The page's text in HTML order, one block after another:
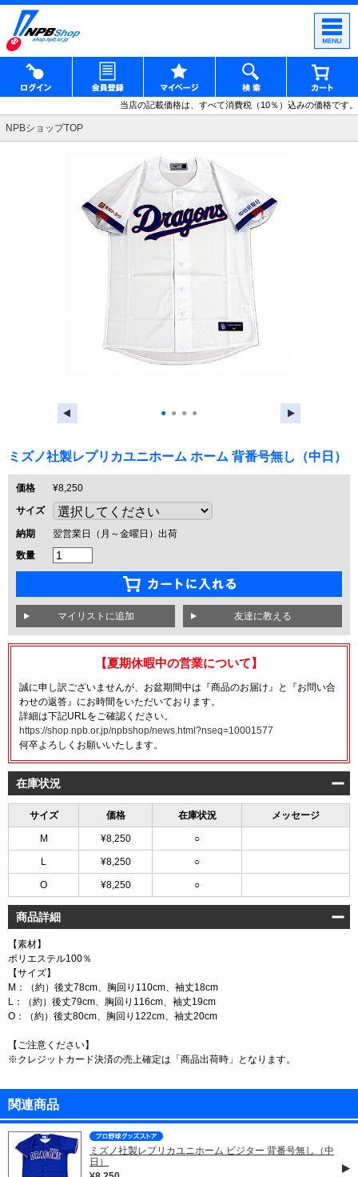
当店の記載価格は、すべて消費税（10％）込みの価格です。
NPBショップTOP
● ● ● ●
ミズノ社製レプリカユニホーム ホーム 背番号無し（中日）
価格
¥8,250
サイズ
納期
翌営業日（月～金曜日）出荷
数量
友達に教える
【夏期休暇中の営業について】
誠に申し訳ございませんが、お盆期間中は『商品のお届け』と『お問い合
わせの返答』にお時間をいただいております。
詳細は下記URLをご確認ください。
https://shop.npb.or.jp/npbshop/news.html?nseq=10001577
何卒よろしくお願いいたします。
在庫状況
サイズ 価格 在庫状況 メッセージ
M ¥8,250 ○
L ¥8,250 ○
O ¥8,250 ○
商品詳細
【素材】
ポリエステル100％
【サイズ】
M：（約）後丈78cm、胸回り110cm、袖丈18cm
L：（約）後丈79cm、胸回り116cm、袖丈19cm
O：（約）後丈80cm、胸回り122cm、袖丈20cm
【ご注意ください】
※クレジットカード決済の売上確定は「商品出荷時」となります。
関連商品
ミズノ社製レプリカユニホーム ビジター 背番号無し（中
日）